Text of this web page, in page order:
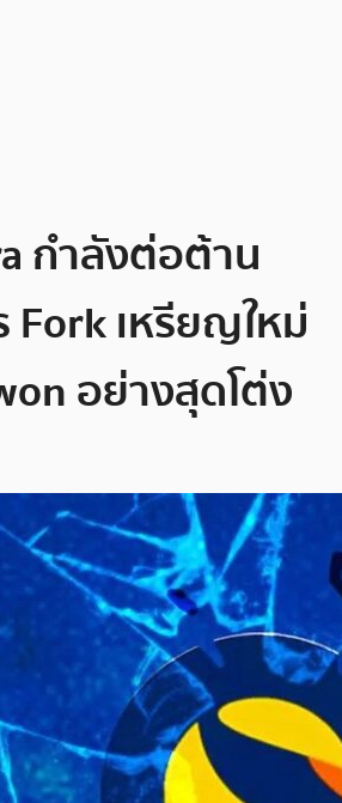
กำลังต่อต้าน
Fork เหรียญใหม่
อย่างสุดโต่ง